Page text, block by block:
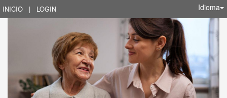
INICIO | LOGIN Idioma